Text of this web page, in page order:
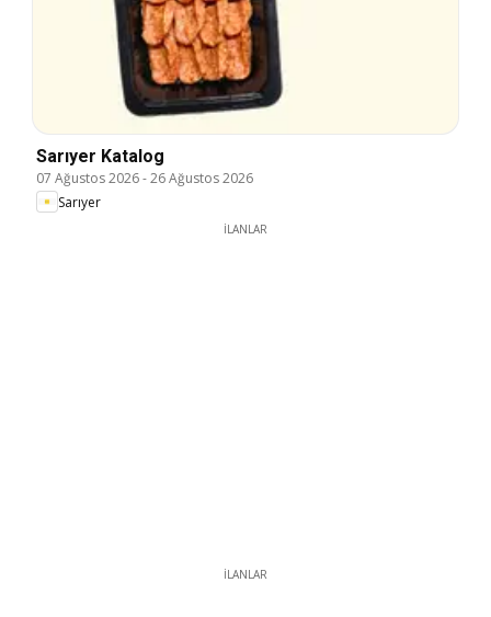
Sarıyer Katalog
07 Ağustos 2026-26 Ağustos 2026
Sarıyer
İLANLAR
İLANLAR